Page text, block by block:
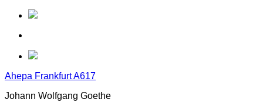
Skip
content
Ahepa Frankfurt A617
Johann Wolfgang Goethe